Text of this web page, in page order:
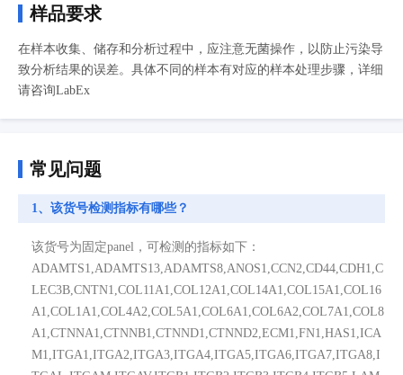
样品要求
在样本收集、储存和分析过程中，应注意无菌操作，以防止污染导
致分析结果的误差。具体不同的样本有对应的样本处理步骤，详细
请咨询LabEx
常见问题
1、该货号检测指标有哪些？
该货号为固定panel，可检测的指标如下：
ADAMTS1,ADAMTS13,ADAMTS8,ANOS1,CCN2,CD44,CDH1,C
LEC3B,CNTN1,COL11A1,COL12A1,COL14A1,COL15A1,COL16
A1,COL1A1,COL4A2,COL5A1,COL6A1,COL6A2,COL7A1,COL8
A1,CTNNA1,CTNNB1,CTNND1,CTNND2,ECM1,FN1,HAS1,ICA
M1,ITGA1,ITGA2,ITGA3,ITGA4,ITGA5,ITGA6,ITGA7,ITGA8,I